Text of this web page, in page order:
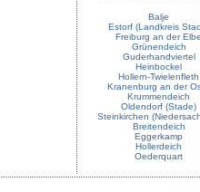
Balje
Estorf (Landkreis
Freiburg an der Elbe
Grünendeich
Guderhandviertel
Heinbockel
Hollern-Twielenfleth
Kranenburg an der
Krummendeich
Oldendorf (Stade)
Steinkirchen
Breitendeich
Eggerkamp
Hollerdeich
Oederquart